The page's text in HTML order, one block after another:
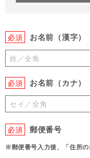
必須 お名前（漢字）
必須 お名前（カナ）
必須 郵便番号
※郵便番号入力後、「住所